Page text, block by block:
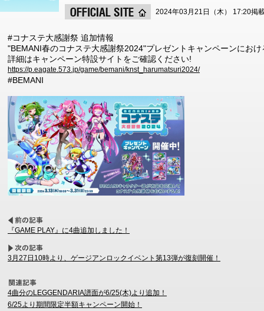
2024年03月21日（木） 17:20掲
#コナステ大感謝祭 追加情報
"BEMANI春のコナステ大感謝祭2024"プレゼントキャンペーンにお
詳細はキャンペーン特設サイトをご確認ください!
https://p.eagate.573.jp/game/bemani/knst_harumatsuri2024/
#BEMANI
『GAME PLAY』に4曲追加しました！
3月27日10時より、ゲージアンロックイベント第13弾が復刻開催！
4曲分のLEGGENDARIA譜面が6/25(木)より追加！
6/25より期間限定半額キャンペーン開始！